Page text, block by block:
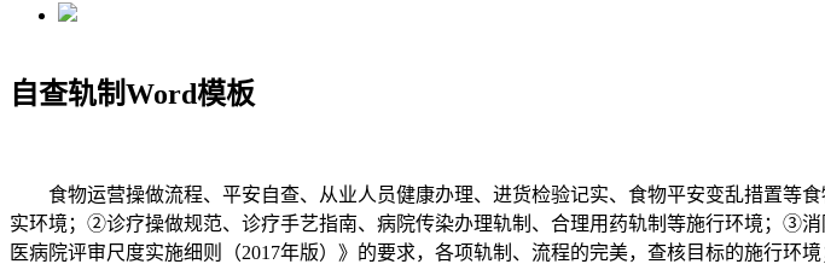
自查轨制Word模板
食物运营操做流程、平安自查、从业人员健康办理、进货检验记实、食物平安变乱措置等
实环境；②诊疗操做规范、诊疗手艺指南、病院传染办理轨制、合理用药轨制等施行环境；③
医病院评审尺度实施细则（2017年版）》的要求，各项轨制、流程的完美，查核目标的施行